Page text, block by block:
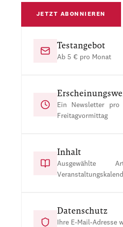
JETZT ABONNIEREN
Testangebot
Ab 5 € pro Monat
Ein Newsletter
Freitagvormittag
Inhalt
Ausgewählte
Datenschutz
Ihre E-Mail-Adresse